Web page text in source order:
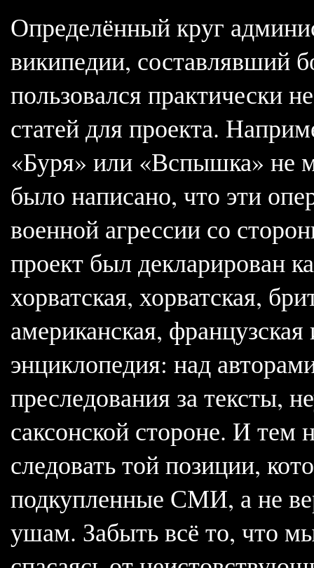
Определённый круг
википедии, составлявший
пользовался практически
статей для проекта.
«Буря» или «Вспышка» не
было написано, что эти
военной агрессии со
проект был декларирован
хорватская, хорватская,
американская, французская
энциклопедия: над
преследования за тексты,
саксонской стороне. И
следовать той позиции,
подкупленные СМИ, а не
ушам. Забыть всё то, что